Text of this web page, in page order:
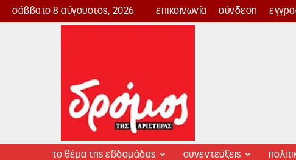
σάββατο 8 αύγουστος, 2026 επικοινωνία σύνδεση
Δρόμος
το θέμα της εβδομάδας συνεντεύξεις